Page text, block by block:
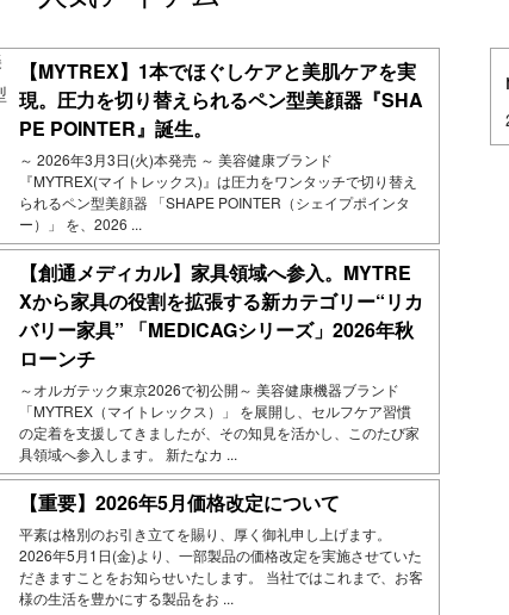
【MYTREX】1本でほぐしケアと美肌ケアを実
現。圧力を切り替えられるペン型美顔器『SHA
PE POINTER』誕生。
～ 2026年3月3日(火)本発売 ～ 美容健康ブランド
『MYTREX(マイトレックス)』は圧力をワンタッチで切り替え
られるペン型美顔器 「SHAPE POINTER（シェイプポインタ
ー）」 を、2026 ...
【創通メディカル】家具領域へ参入。MYTRE
Xから家具の役割を拡張する新カテゴリー“リカ
バリー家具” 「MEDICAGシリーズ」2026年秋
ローンチ
～オルガテック東京2026で初公開～ 美容健康機器ブランド
「MYTREX（マイトレックス）」 を展開し、セルフケア習慣
の定着を支援してきましたが、その知見を活かし、このたび家
具領域へ参入します。 新たなカ ...
【重要】2026年5月価格改定について
平素は格別のお引き立てを賜り、厚く御礼申し上げます。
2026年5月1日(金)より、一部製品の価格改定を実施させていた
だきますことをお知らせいたします。 当社ではこれまで、お客
様の生活を豊かにする製品をお ...